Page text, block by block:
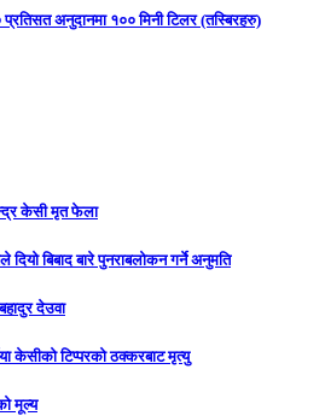
अनुदानमा १०० मिनी टिलर (तस्बिरहरु)
केसी मृत फेला
दियो बिबाद बारे पुनराबलोकन गर्ने अनुमति
देउवा
केसीको टिप्परको ठक्करबाट मृत्यु
मूल्य